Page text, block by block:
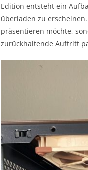
Edition entsteht ein
überladen zu
präsentieren möchte,
zurückhaltende Auftritt